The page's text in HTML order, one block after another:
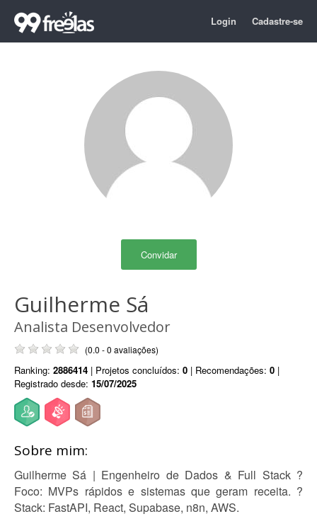
Login Cadastre-se
Convidar
Guilherme Sá
Analista Desenvolvedor
(0.0 - 0 avaliações)
Ranking: 2886414 | Projetos concluídos: 0 | Recomendações: 0 |
Registrado desde: 15/07/2025
Sobre mim:
Guilherme Sá | Engenheiro de Dados & Full Stack ?
Foco: MVPs rápidos e sistemas que geram receita. ?
Stack: FastAPI, React, Supabase, n8n, AWS.